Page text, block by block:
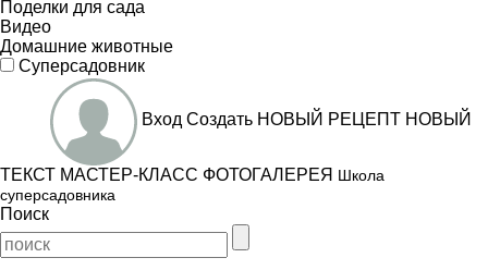
Поделки для сада
Видео
Домашние животные
Суперсадовник
Вход Создать НОВЫЙ РЕЦЕПТ НОВЫЙ
ТЕКСТ МАСТЕР-КЛАСС ФОТОГАЛЕРЕЯ Школа
суперсадовника
Поиск